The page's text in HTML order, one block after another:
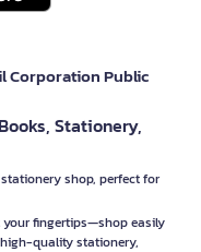
Corporation Public
Stationery,
shop, perfect for
your fingertips—shop easily
quality stationery,